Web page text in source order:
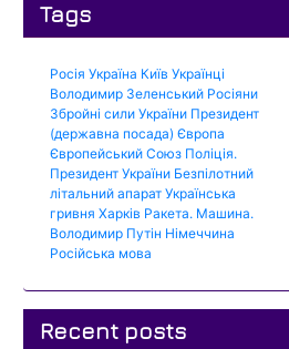
Tags
Росія Україна Київ Українці
Володимир Зеленський Росіяни
Збройні сили України Президент
(державна посада) Європа
Європейський Союз Поліція.
Президент України Безпілотний
літальний апарат Українська
гривня Харків Ракета. Машина.
Володимир Путін Німеччина
Російська мова
Recent posts